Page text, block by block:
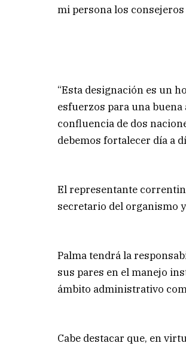
mi persona los
“Esta designación es un
esfuerzos para una
confluencia de dos
debemos fortalecer día a
El representante
secretario del organismo
Palma tendrá la
sus pares en el manejo
ámbito administrativo
Cabe destacar que, en